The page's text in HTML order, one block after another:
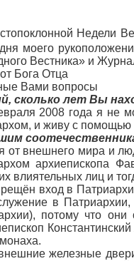
Недели
моего
Вестника» и
Бога Отца
Вами вопросы
сколько лет Вы
2008 года я не
и живу с помощью
от внешнего мира и
архиепископа
влиятельных лиц и
вход в
в
потому что
железные